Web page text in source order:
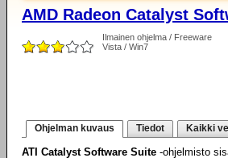
AMD Radeon Catalyst
Ilmainen ohjelma / Freeware
Vista / Win7
Ohjelman kuvaus Tiedot Kaikki
ATI Catalyst Software Suite -ohjelmisto